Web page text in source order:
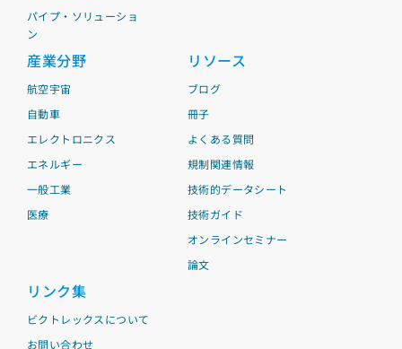
パイプ・ソリューショ
ン
産業分野
航空宇宙
自動車
エレクトロニクス
エネルギー
一般工業
医療
リソース
ブログ
冊子
よくある質問
規制関連情報
技術的データシート
技術ガイド
オンラインセミナー
論文
リンク集
ビクトレックスについて
お問い合わせ